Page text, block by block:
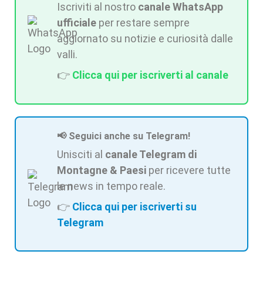
Iscriviti al nostro canale WhatsApp
ufficiale per restare sempre
aggiornato su notizie e curiosità dalle
valli.
👉 Clicca qui per iscriverti al canale
📢 Seguici anche su Telegram!
Unisciti al canale Telegram di
Montagne & Paesi per ricevere tutte
le news in tempo reale.
👉 Clicca qui per iscriverti su
Telegram